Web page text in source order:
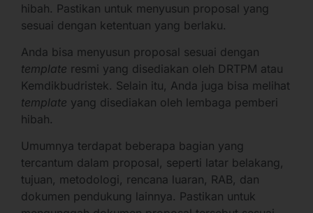
hibah. Pastikan untuk menyusun proposal yang
sesuai dengan ketentuan yang berlaku.
Anda bisa menyusun proposal sesuai dengan
template resmi yang disediakan oleh DRTPM atau
Kemdikbudristek. Selain itu, Anda juga bisa melihat
template yang disediakan oleh lembaga pemberi
hibah.
Umumnya terdapat beberapa bagian yang
tercantum dalam proposal, seperti latar belakang,
tujuan, metodologi, rencana luaran, RAB, dan
dokumen pendukung lainnya. Pastikan untuk